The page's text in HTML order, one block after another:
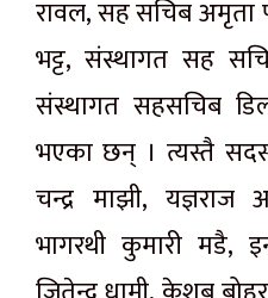
रावल, सह सचिब
भट्ट, संस्थागत सह
संस्थागत सहसचिब
भएका छन् । त्यस्तै
चन्द्र माझी, यज्ञराज
भागरथी कुमारी मडै,